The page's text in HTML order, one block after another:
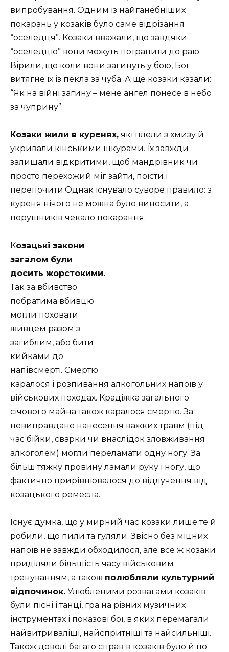
випробування. Одним із найганебніших
покарань у козаків було саме відрізання
“оселедця”. Козаки вважали, що завдяки
“оселедцю” вони можуть потрапити до раю.
Вірили, що коли вони загинуть у бою, Бог
витягне їх із пекла за чуба. А ще козаки казали:
“Як на війні загину – мене ангел понесе в небо
за чуприну”.
Козаки жили в куренях, які плели з хмизу й
укривали кінськими шкурами. Їх завжди
залишали відкритими, щоб мандрівник чи
просто перехожий міг зайти, поїсти і
перепочити.Однак існувало суворе правило: з
куреня нічого не можна було виносити, а
порушників чекало покарання.
Козацькі закони
загалом були
досить жорстокими.
Так за вбивство
побратима вбивцю
могли поховати
живцем разом з
загиблим, або бити
кийками до
напівсмерті. Смертю
каралося і розпивання алкогольних напоїв у
військових походах. Крадіжка загального
січового майна також каралося смертю. За
невиправдане нанесення важких травм (під
час бійки, сварки чи внаслідок зловживання
алкоголем) могли переламати одну ногу. За
більш тяжку провину ламали руку і ногу, що
фактично прирівнювалося до відлучення від
козацького ремесла.
Існує думка, що у мирний час козаки лише те й
робили, що пили та гуляли. Звісно без міцних
напоїв не завжди обходилося, але все ж козаки
приділяли більшість часу військовим
тренуванням, а також полюбляли культурний
відпочинок. Улюбленими розвагами козаків
були пісні і танці, гра на різних музичних
інструментах і показові бої, в яких перемагали
найвитриваліші, найспритніші та найсильніші.
Також доволі багато справ в козаків було й по